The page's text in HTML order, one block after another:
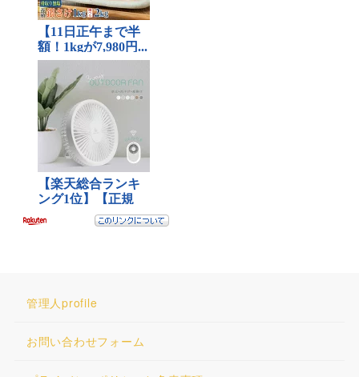
管理人profile
お問い合わせフォーム